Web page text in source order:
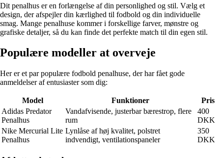
Dit penalhus er en forlængelse af din personlighed og stil. Vælg et
design, der afspejler din kærlighed til fodbold og din individuelle
smag. Mange penalhuse kommer i forskellige farver, mønstre og
grafiske detaljer, så du kan finde det perfekte match til din egen stil.
Populære modeller at overveje
Her er et par populære fodbold penalhuse, der har fået gode
anmeldelser af entusiaster som dig:
Model Funktioner
Pris
Adidas Predator
Penalhus
Vandafvisende, justerbar bærestrop, flere
rum
400
DKK
Nike Mercurial Lite
Penalhus
Lynlåse af høj kvalitet, polstret
indvendigt, ventilationspaneler
350
DKK